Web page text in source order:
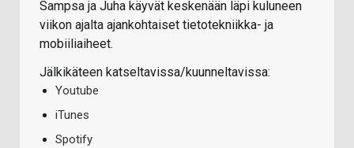
Sampsa ja Juha käyvät keskenään läpi kuluneen
viikon ajalta ajankohtaiset tietotekniikka- ja
mobiiliaiheet.
Jälkikäteen katseltavissa/kuunneltavissa:
Youtube
iTunes
Spotify